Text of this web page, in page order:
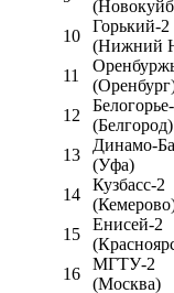
10
Горький-2
(Нижний
11
12
(Белгород)
13
Динамо-
(Уфа)
14
Кузбасс-2
15
Енисей-2
16
МГТУ-2
(Москва)